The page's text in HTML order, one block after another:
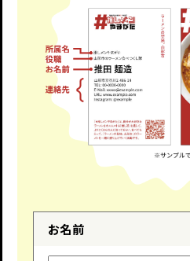
お名前